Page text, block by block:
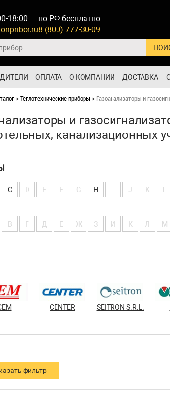
18:00
по РФ бесплатно
8 (800) 777-30-09
ОПЛАТА О КОМПАНИИ ДОСТАВКА
>Теплотехнические приборы > Газоанализаторы и
и
канализационных
C D E F G H J K
В Г Д Е Ж З И К Л М
CENTER SEITRON S.R.L.